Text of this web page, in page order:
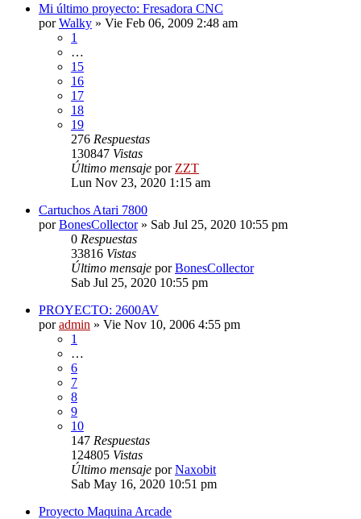
Mi último proyecto: Fresadora CNC
porWalky » Vie Feb 06, 2009 2:48 am
1
…
15
16
17
18
19
276 Respuestas
130847 Vistas
Último mensaje por ZZT
Lun Nov 23, 2020 1:15 am
Cartuchos Atari 7800
porBonesCollector» Sab Jul 25, 2020 10:55 pm
0 Respuestas
33816 Vistas
Último mensaje porBonesCollector
Sab Jul 25, 2020 10:55 pm
PROYECTO: 2600AV
poradmin » Vie Nov 10, 2006 4:55 pm
1
…
6
7
8
9
10
147 Respuestas
124805 Vistas
Último mensaje porNaxobit
Sab May 16, 2020 10:51 pm
Proyecto Maquina Arcade